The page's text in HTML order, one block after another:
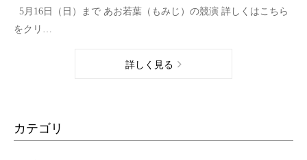
5月16日（日）まで あお若葉（もみじ）の競演 詳しくはこちら
をクリ…
詳しく見る
カテゴリ